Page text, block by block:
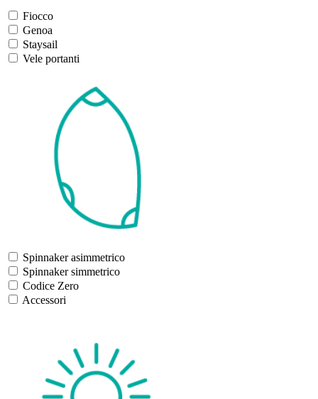
Fiocco
Genoa
Staysail
Vele portanti
Spinnaker asimmetrico
Spinnaker simmetrico
Codice Zero
Accessori